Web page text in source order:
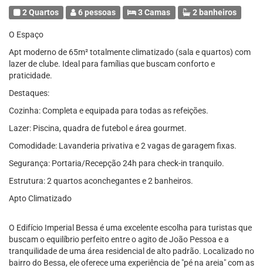
2 Quartos 6 pessoas 3 Camas 2 banheiros
O Espaço
Apt moderno de 65m² totalmente climatizado (sala e quartos) com
lazer de clube. Ideal para famílias que buscam conforto e
praticidade.
Destaques:
Cozinha: Completa e equipada para todas as refeições.
Lazer: Piscina, quadra de futebol e área gourmet.
Comodidade: Lavanderia privativa e 2 vagas de garagem fixas.
Segurança: Portaria/Recepção 24h para check-in tranquilo.
Estrutura: 2 quartos aconchegantes e 2 banheiros.
Apto Climatizado
O Edifício Imperial Bessa é uma excelente escolha para turistas que
buscam o equilíbrio perfeito entre o agito de João Pessoa e a
tranquilidade de uma área residencial de alto padrão. Localizado no
bairro do Bessa, ele oferece uma experiência de "pé na areia" com as